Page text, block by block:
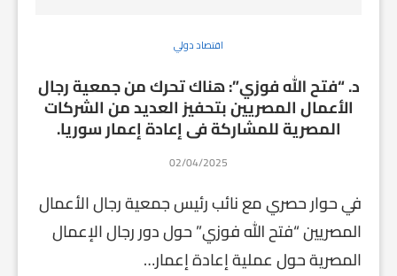
اقتصاد دولي
د. “فتح الله فوزي”: هناك تحرك من جمعية رجال
الأعمال المصريين بتحفيز العديد من الشركات
المصرية للمشاركة فى إعادة إعمار سوريا.
02/04/2025
في حوار حصري مع نائب رئيس جمعية رجال الأعمال
المصريين “فتح الله فوزي” حول دور رجال الإعمال
المصرية حول عملية إعادة إعمار…